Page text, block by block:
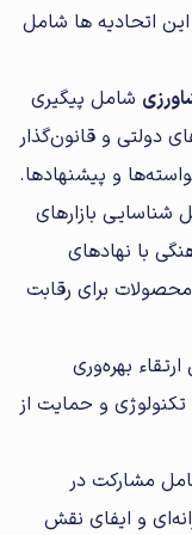
اتحادیه ها شامل
شامل پیگیری
دولتی و قانون‌گذار
و پیشنهادها.
شناسایی بازارهای
با نهادهای
برای رقابت
بهره‌وری
و حمایت از
مشارکت در
و ایفای نقش